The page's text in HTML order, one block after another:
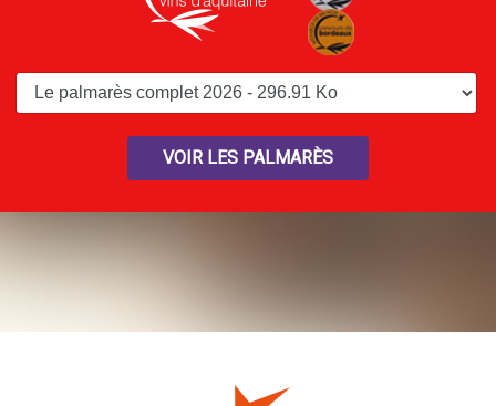
VOIR LES PALMARÈS